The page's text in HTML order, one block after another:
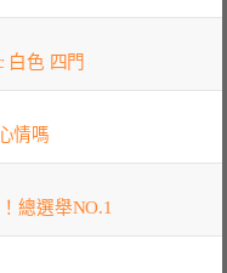
白色 四門
情嗎
總選舉NO.1